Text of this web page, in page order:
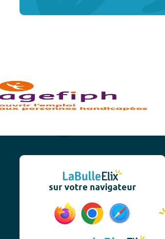
sur votre navigateur